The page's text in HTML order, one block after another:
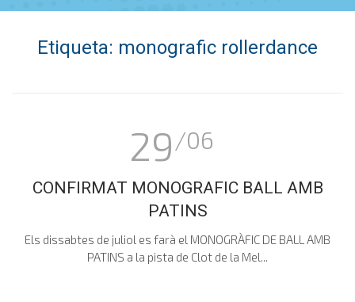
Etiqueta: monografic rollerdance
29/06
CONFIRMAT MONOGRAFIC BALL AMB
PATINS
Els dissabtes de juliol es farà el MONOGRÀFIC DE BALL AMB
PATINS a la pista de Clot de la Mel...